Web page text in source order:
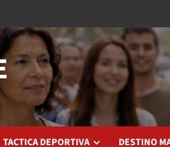
TACTICA DEPORTIVA DESTINO